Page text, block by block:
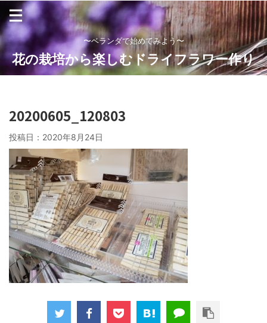
〜ベランダで始めてみよう〜
花の栽培から楽しむドライフラワー作り
20200605_120803
投稿日： 2020年8月24日